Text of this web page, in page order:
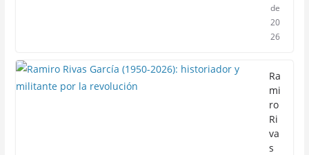
de
20
26
Ra
mi
ro
Ri
va
s